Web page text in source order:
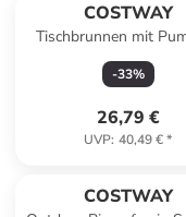
COSTWAY
Tischbrunnen mit
LED 21,5x26 cm in
-33%
26,79 €
UVP: 40,49 €*
COSTWAY